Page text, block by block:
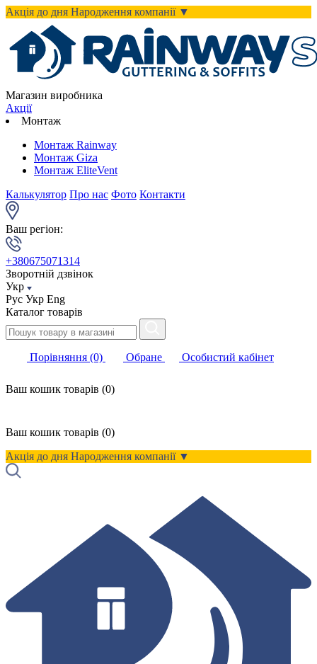
Акція до дня Народження компанії ▼
Магазин виробника
Акції
Монтаж
Монтаж Rainway
Монтаж Giza
Монтаж EliteVent
Калькулятор Про нас Фото Контакти
Ваш регіон:
+380675071314
Зворотній дзвінок
Укр
Рус Укр Eng
Каталог товарів
Порівняння (0) Обране Особистий кабінет
Ваш кошик товарів (0)
Ваш кошик товарів (0)
Акція до дня Народження компанії ▼